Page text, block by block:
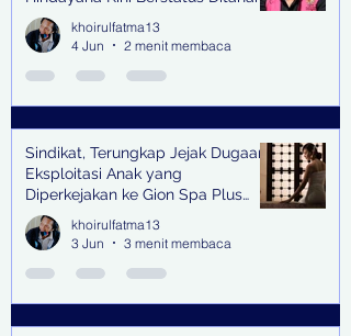
khoirulfatma13
4 Jun
2 menit membaca
Sindikat, Terungkap Jejak Dugaan
Eksploitasi Anak yang
Diperkejakan ke Gion Spa Plus
and Pub Surabaya,
khoirulfatma13
3 Jun
3 menit membaca